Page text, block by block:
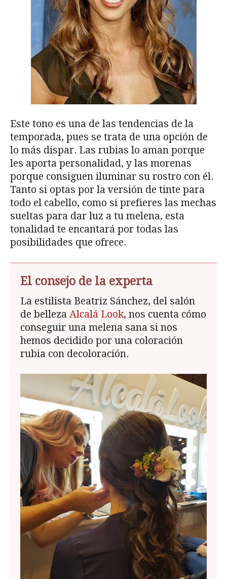
Este tono es una de las tendencias de la
temporada, pues se trata de una opción de
lo más dispar. Las rubias lo aman porque
les aporta personalidad, y las morenas
porque consiguen iluminar su rostro con él.
Tanto si optas por la versión de tinte para
todo el cabello, como si prefieres las mechas
sueltas para dar luz a tu melena, esta
tonalidad te encantará por todas las
posibilidades que ofrece.
El consejo de la experta
La estilista Beatriz Sánchez, del salón
de belleza Alcalá Look, nos cuenta cómo
conseguir una melena sana si nos
hemos decidido por una coloración
rubia con decoloración.